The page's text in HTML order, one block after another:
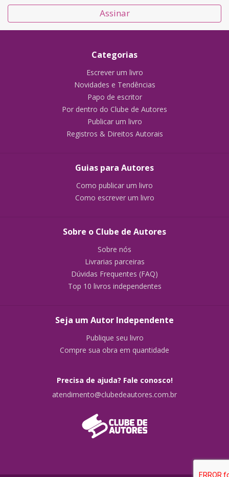
Assinar
Categorias
Escrever um livro
Novidades e Tendências
Papo de escritor
Por dentro do Clube de Autores
Publicar um livro
Registros & Direitos Autorais
Guias para Autores
Como publicar um livro
Como escrever um livro
Sobre o Clube de Autores
Sobre nós
Livrarias parceiras
Dúvidas Frequentes (FAQ)
Top 10 livros independentes
Seja um Autor Independente
Publique seu livro
Compre sua obra em quantidade
Precisa de ajuda? Fale conosco!
atendimento@clubedeautores.com.br